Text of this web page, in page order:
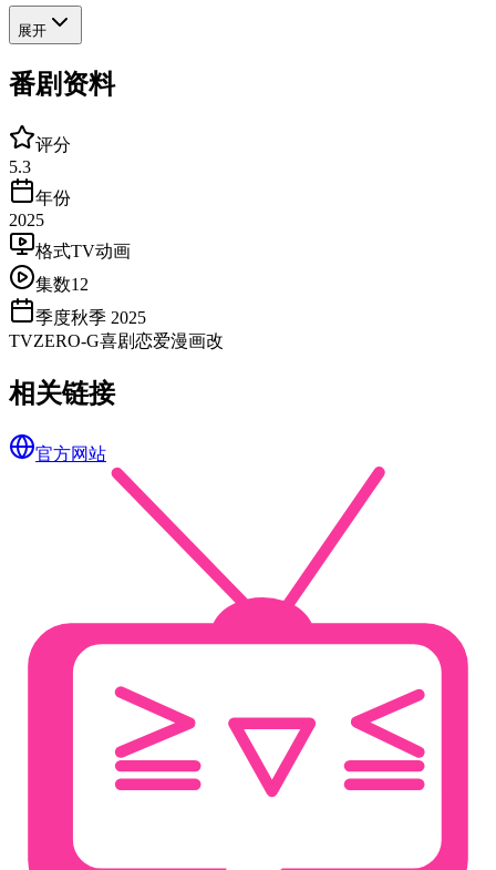
展开
番剧资料
评分
5.3
年份
2025
格式TV动画
集数12
季度秋季 2025
TVZERO-G喜剧恋爱漫画改
相关链接
官方网站